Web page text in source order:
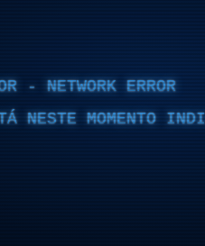
- NETWORK ERROR
NESTE MOMENTO